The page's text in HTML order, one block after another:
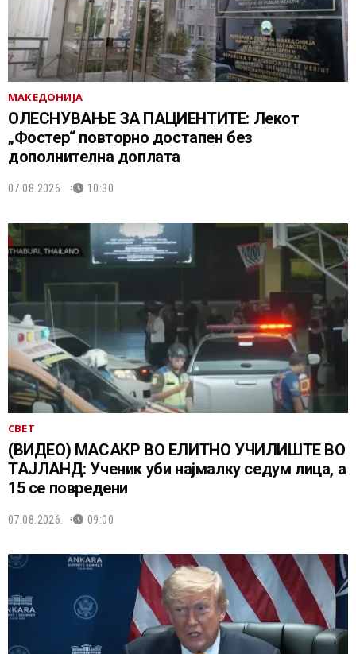
МАКЕДОНИЈА
ОЛЕСНУВАЊЕ ЗА ПАЦИЕНТИТЕ: Лекот
„Фостер“ повторно достапен без
дополнителна доплата
07.08.2026. 10:30
СВЕТ
(ВИДЕО) МАСАКР ВО ЕЛИТНО УЧИЛИШТЕ ВО
ТАЈЛАНД: Ученик уби најмалку седум лица, а
15 се повредени
07.08.2026. 09:00